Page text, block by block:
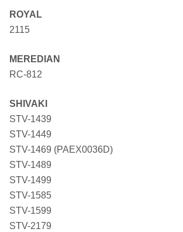
ROYAL
2115
MEREDIAN
RC-812
SHIVAKI
STV-1439
STV-1449
STV-1469 (PAEX0036D)
STV-1489
STV-1499
STV-1585
STV-1599
STV-2179